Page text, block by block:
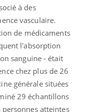
à des
vasculaire.
de médicaments
l'absorption
sanguine - était
chez plus de 26
générale situées
29 échantillons
atteintes